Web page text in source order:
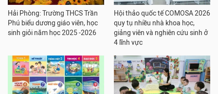
Hải Phòng: Trường THCS Trần
Phú biểu dương giáo viên, học
sinh giỏi năm học 2025 -2026
Hội thảo quốc tế COMOSA 2026
quy tụ nhiều nhà khoa học,
giảng viên và nghiên cứu sinh ở
4 lĩnh vực